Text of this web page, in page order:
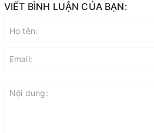
VIẾT BÌNH LUẬN CỦA BẠN: